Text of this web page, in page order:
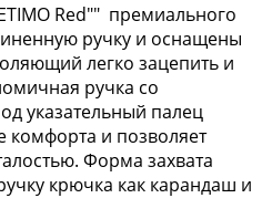
Red"" премиального
ручку и оснащены
легко зацепить и
ручка со
указательный палец
комфорта и позволяет
Форма захвата
крючка как карандаш и